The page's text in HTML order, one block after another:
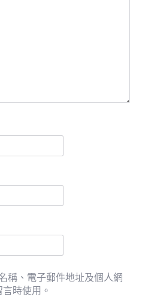
稱、電子郵件地址及個人網
時使用。